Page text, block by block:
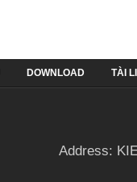
DOWNLOAD TÀI
Address: